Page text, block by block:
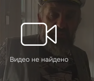
Видео не найдено